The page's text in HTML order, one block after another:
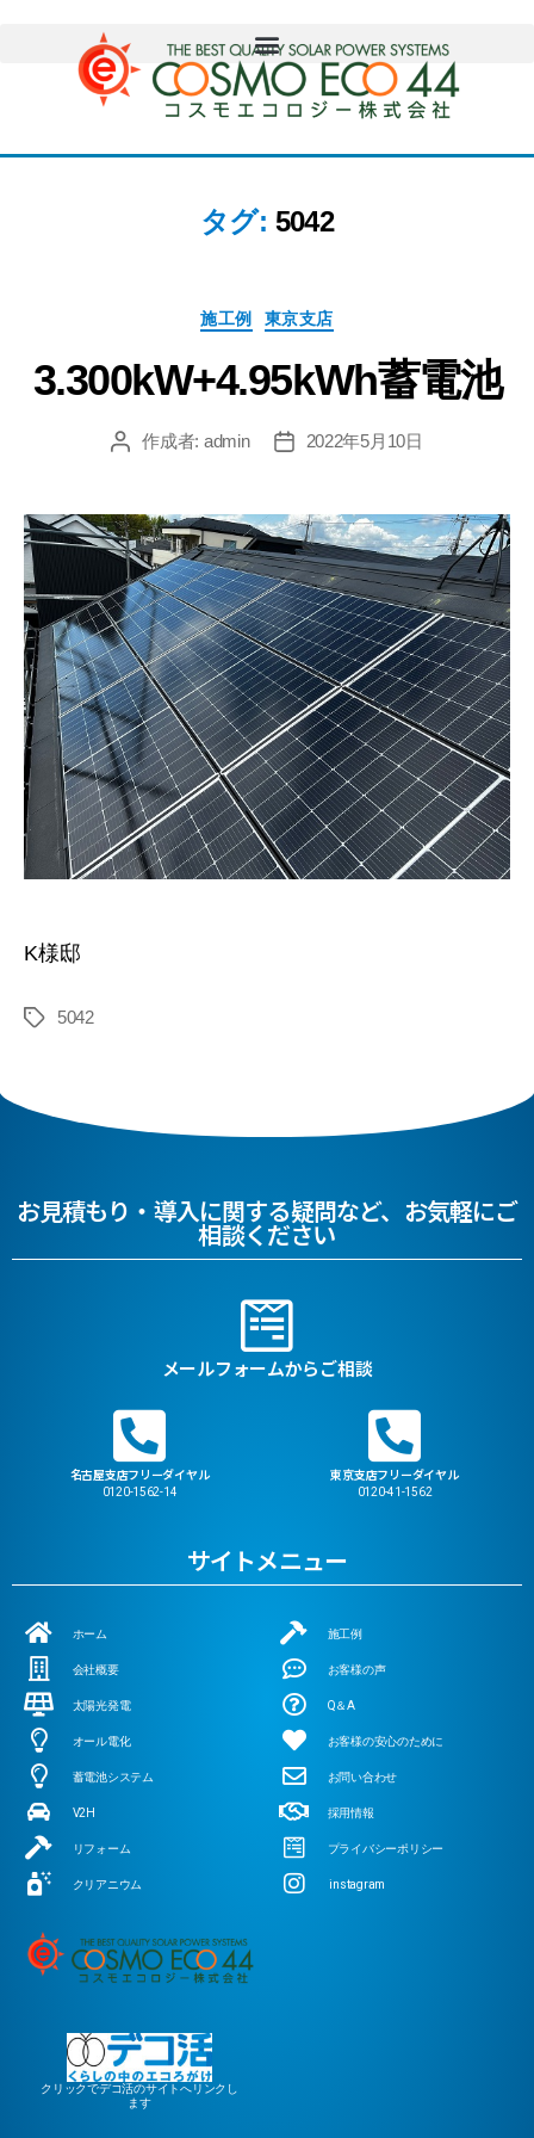
タグ: 5042
施工例 東京支店
3.300kW+4.95kWh蓄電池
作成者: admin 2022年5月10日
K様邸
5042
お見積もり・導入に関する疑問など、お気軽にご
相談ください
メールフォームからご相談
名古屋支店フリーダイヤル
0120-1562-14
東京支店フリーダイヤル
0120-41-1562
サイトメニュー
ホーム
会社概要
太陽光発電
オール電化
蓄電池システム
V2H
リフォーム
クリアニウム
施工例
お客様の声
Q＆A
お客様の安心のために
お問い合わせ
採用情報
プライバシーポリシー
instagram
クリックでデコ活のサイトへリンクし
ます